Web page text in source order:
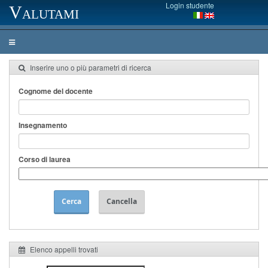
Valutami Login studente
Inserire uno o più parametri di ricerca
Cognome del docente
Insegnamento
Corso di laurea
Cerca Cancella
Elenco appelli trovati